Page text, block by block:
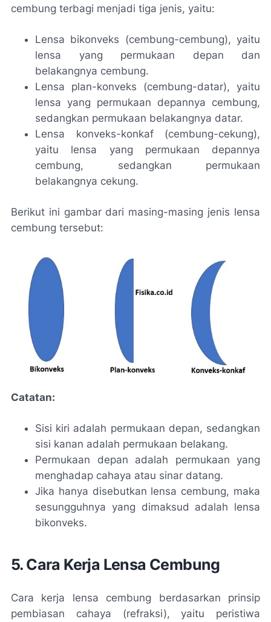
cembung terbagi menjadi tiga jenis, yaitu:
Lensa bikonveks (cembung-cembung), yaitu
lensa yang permukaan depan dan
belakangnya cembung.
Lensa plan-konveks (cembung-datar), yaitu
lensa yang permukaan depannya cembung,
sedangkan permukaan belakangnya datar.
Lensa konveks-konkaf (cembung-cekung),
yaitu lensa yang permukaan depannya
cembung, sedangkan permukaan
belakangnya cekung.
Berikut ini gambar dari masing-masing jenis lensa
cembung tersebut:
Catatan:
Sisi kiri adalah permukaan depan, sedangkan
sisi kanan adalah permukaan belakang.
Permukaan depan adalah permukaan yang
menghadap cahaya atau sinar datang.
Jika hanya disebutkan lensa cembung, maka
sesungguhnya yang dimaksud adalah lensa
bikonveks.
5. Cara Kerja Lensa Cembung
Cara kerja lensa cembung berdasarkan prinsip
pembiasan cahaya (refraksi), yaitu peristiwa